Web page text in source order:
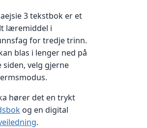
3 tekstbok er et
læremiddel i
for tredje trinn.
blas i lenger ned på
siden, velg gjerne
hører det en trykt
og en digital
.